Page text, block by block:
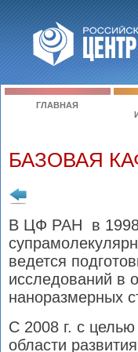
ГЛАВНАЯ
БАЗОВАЯ
В ЦФ РАН в
ведется
исследований в
наноразмерных
С 2008 г. с
области